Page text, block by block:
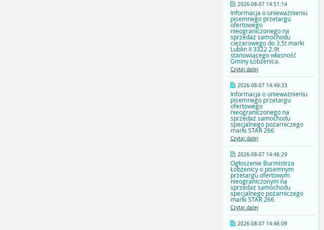
2026-08-07 14:51:14
Informacja o unieważnieniu
pisemnego przetargu
ofertowego
nieograniczonego na
sprzedaż samochodu
ciężarowego do 3,5t marki
Lublin II 3322 2.9t
stanowiącego własność
Gminy Łobżenica.
Czytaj dalej
2026-08-07 14:49:33
Informacja o unieważnieniu
pisemnego przetargu
ofertowego
nieograniczonego na
sprzedaż samochodu
specjalnego pożarniczego
marki STAR 266
Czytaj dalej
2026-08-07 14:46:29
Ogłoszenie Burmistrza
Łobżenicy o pisemnym
przetargu ofertowym
nieograniczonym na
sprzedaż samochodu
specjalnego pożarniczego
marki STAR 266
Czytaj dalej
2026-08-07 14:46:09